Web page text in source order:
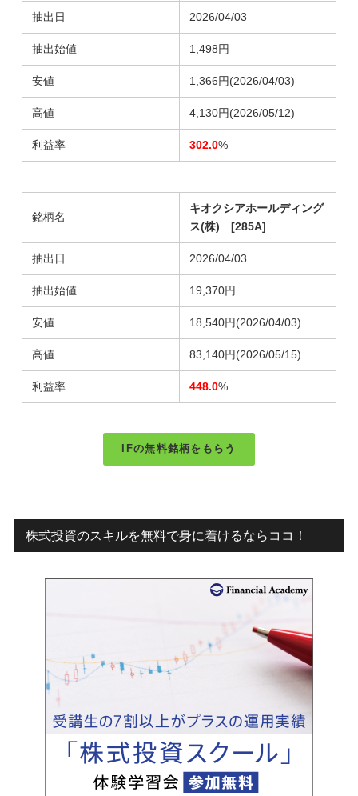
抽出日 2026/04/03
抽出始値 1,498円
安値 1,366円(2026/04/03)
高値 4,130円(2026/05/12)
利益率 302.0%
銘柄名
キオクシアホールディング
ス(株) [285A]
抽出日 2026/04/03
抽出始値 19,370円
安値 18,540円 (2026/04/03)
高値 83,140円 (2026/05/15)
利益率 448.0%
IFの無料銘柄をもらう
株式投資のスキルを無料で身に着けるならココ！